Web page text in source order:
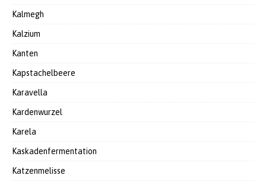
Kalmegh
Kalzium
Kanten
Kapstachelbeere
Karavella
Kardenwurzel
Karela
Kaskadenfermentation
Katzenmelisse